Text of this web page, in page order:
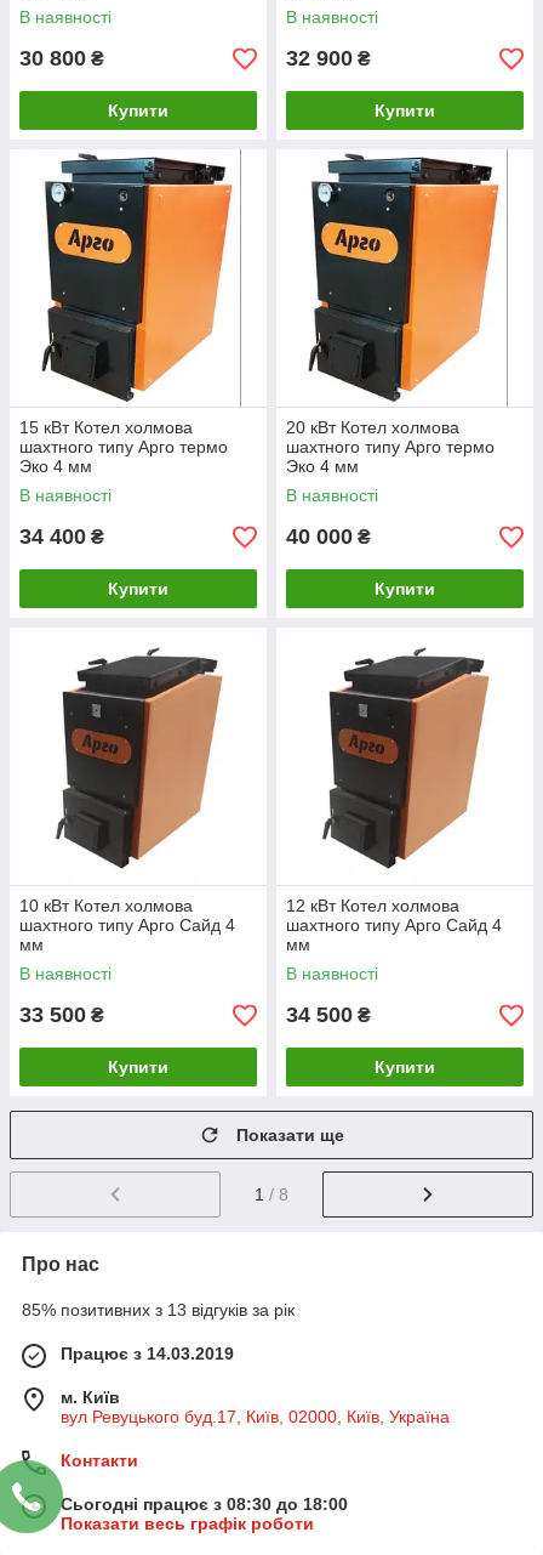
В наявності
30 800 ₴
Купити
В наявності
32 900 ₴
Купити
15 кВт Котел холмова
шахтного типу Арго термо
Эко 4 мм
В наявності
34 400 ₴
Купити
20 кВт Котел холмова
шахтного типу Арго термо
Эко 4 мм
В наявності
40 000 ₴
Купити
10 кВт Котел холмова
шахтного типу Арго Сайд 4
мм
В наявності
33 500 ₴
Купити
12 кВт Котел холмова
шахтного типу Арго Сайд 4
мм
В наявності
34 500 ₴
Купити
Показати ще
1 / 8
Про нас
85% позитивних з 13 відгуків за рік
Працює з 14.03.2019
м. Київ
вул Ревуцького буд.17, Київ, 02000, Київ, Україна
Контакти
Сьогодні працює з 08:30 до 18:00
Показати весь графік роботи